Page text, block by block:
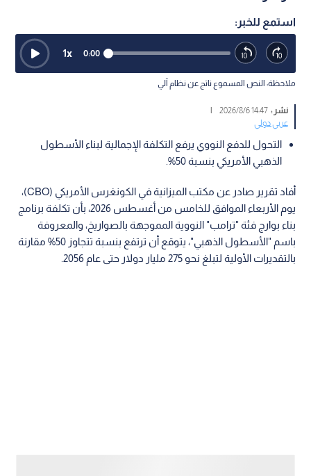
استمع للخبر:
0:00
1x
ملاحظة: النص المسموع ناتج عن نظام آلي
نشر :14:47 2026/8/6
|
عربي دولي
التحول للدفع النووي يرفع التكلفة الإجمالية لبناء الأسطول
الذهبي الأمريكي بنسبة 50%.
أفاد تقرير صادر عن مكتب الميزانية في الكونغرس الأمريكي (CBO)،
يوم الأربعاء الموافق للخامس من أغسطس 2026، بأن تكلفة برنامج
بناء بوارج فئة "ترامب" النووية المموجهة بالصواريخ، والمعروفة
باسم "الأسطول الذهبي"، يتوقع أن ترتفع بنسبة تتجاوز 50% مقارنة
بالتقديرات الأولية لتبلغ نحو 275 مليار دولار حتى عام 2056.